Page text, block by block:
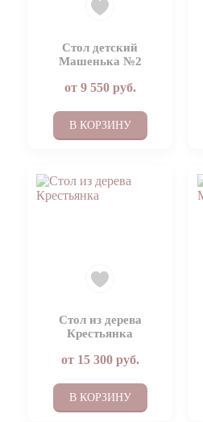
Стол детский
Машенька №2
от 9 550руб.
В КОРЗИНУ
Стол из дерева
Крестьянка
от 15 300руб.
В КОРЗИНУ